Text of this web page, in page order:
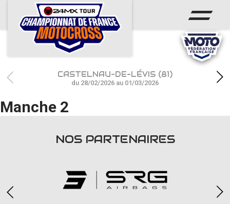
ACCUEIL
ACTUS
CALENDRIER
RÉSULTATS
PHOTOS / WEB TV
CASTELNAU-DE-LÉVIS (81)
du 28/02/2026 au 01/03/2026
Manche 2
NOS PARTENAIRES